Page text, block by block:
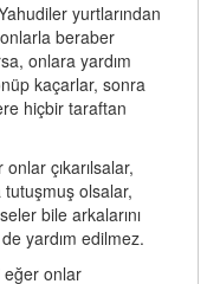
yurtlarından
onlarla beraber
onlara yardım
kaçarlar, sonra
hiçbir taraftan
çıkarılsalar,
olsalar,
bile arkalarını
yardım edilmez.
eğer onlar